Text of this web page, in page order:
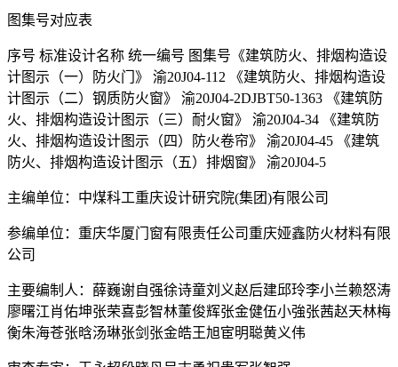
图集号对应表
序号 标准设计名称 统一编号 图集号《建筑防火、排烟构造设
计图示（一）防火门》 渝20J04-112 《建筑防火、排烟构造设
计图示（二）钢质防火窗》 渝20J04-2DJBT50-1363 《建筑防
火、排烟构造设计图示（三）耐火窗》 渝20J04-34 《建筑防
火、排烟构造设计图示（四）防火卷帘》 渝20J04-45 《建筑
防火、排烟构造设计图示（五）排烟窗》 渝20J04-5
主编单位：中煤科工重庆设计研究院(集团)有限公司
参编单位：重庆华厦门窗有限责任公司重庆娅鑫防火材料有限
公司
主要编制人：薛巍谢自强徐诗童刘义赵后建邱玲李小兰赖怒涛
廖曙江肖佑坤张荣喜彭智林董俊辉张金健伍小強张茜赵天林梅
衡朱海苍张晗汤琳张剑张金皓王旭宦明聪黄义伟